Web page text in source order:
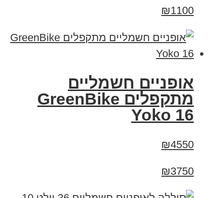
₪1100
‏אופניים חשמליים
‏מתקפלים GreenBike
Yoko 16
₪4550
₪3750